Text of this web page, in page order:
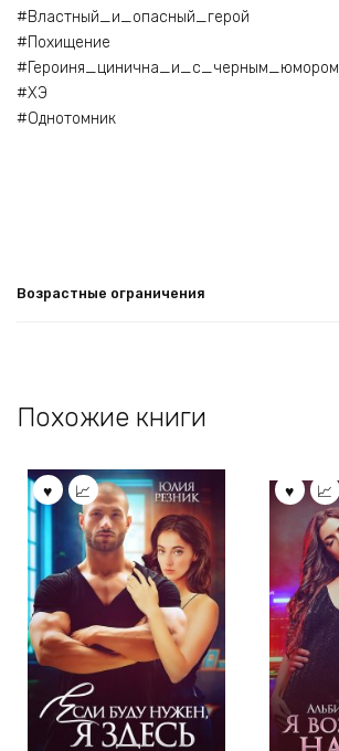
#Властный_и_опасный_герой
#Похищение
#Героиня_цинична_и_с_черным_юмором
#ХЭ
#Однотомник
Возрастные ограничения
Похожие книги